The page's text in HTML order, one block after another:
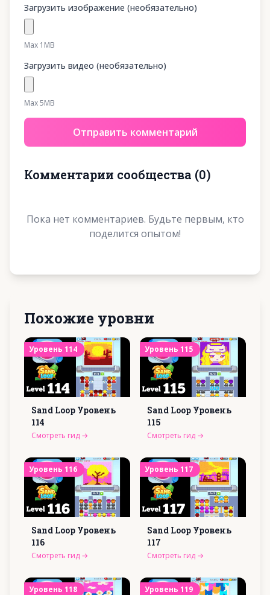
Загрузить изображение (необязательно)
Max 1MB
Загрузить видео (необязательно)
Max 5MB
Отправить комментарий
Комментарии сообщества (0)
Пока нет комментариев. Будьте первым, кто
поделится опытом!
Похожие уровни
Уровень 114
Sand Loop Уровень
114
Смотреть гид →
Уровень 115
Sand Loop Уровень
115
Смотреть гид →
Уровень 116
Sand Loop Уровень
116
Смотреть гид →
Уровень 117
Sand Loop Уровень
117
Смотреть гид →
Уровень 118 Уровень 119